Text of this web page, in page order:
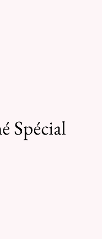
Spécial